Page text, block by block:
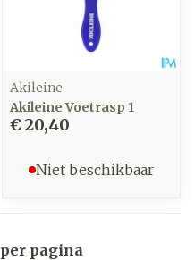
Akileine
Akileine Voetrasp 1
€ 20,40
Niet beschikbaar
per pagina